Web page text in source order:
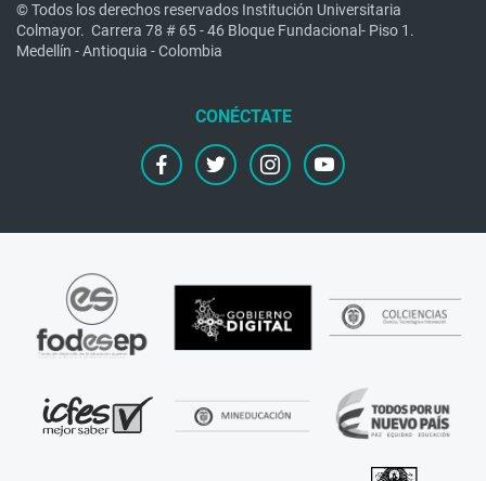
© Todos los derechos reservados Institución Universitaria
Colmayor. Carrera 78 # 65 - 46 Bloque Fundacional- Piso 1.
Medellín - Antioquia - Colombia